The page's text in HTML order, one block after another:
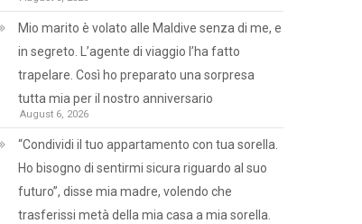
Mio marito è volato alle Maldive senza di me, e
in segreto. L’agente di viaggio l’ha fatto
trapelare. Così ho preparato una sorpresa
tutta mia per il nostro anniversario
August 6, 2026
“Condividi il tuo appartamento con tua sorella.
Ho bisogno di sentirmi sicura riguardo al suo
futuro”, disse mia madre, volendo che
trasferissi metà della mia casa a mia sorella.